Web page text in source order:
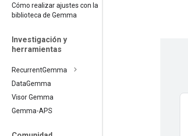
Cómo realizar ajustes con la
biblioteca de Gemma
Investigación y
herramientas
RecurrentGemma
DataGemma
Visor Gemma
Gemma-APS